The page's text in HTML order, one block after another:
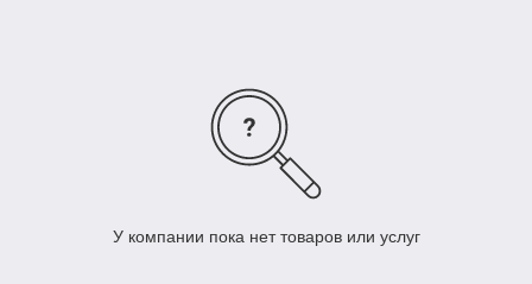
У компании пока нет товаров или услуг